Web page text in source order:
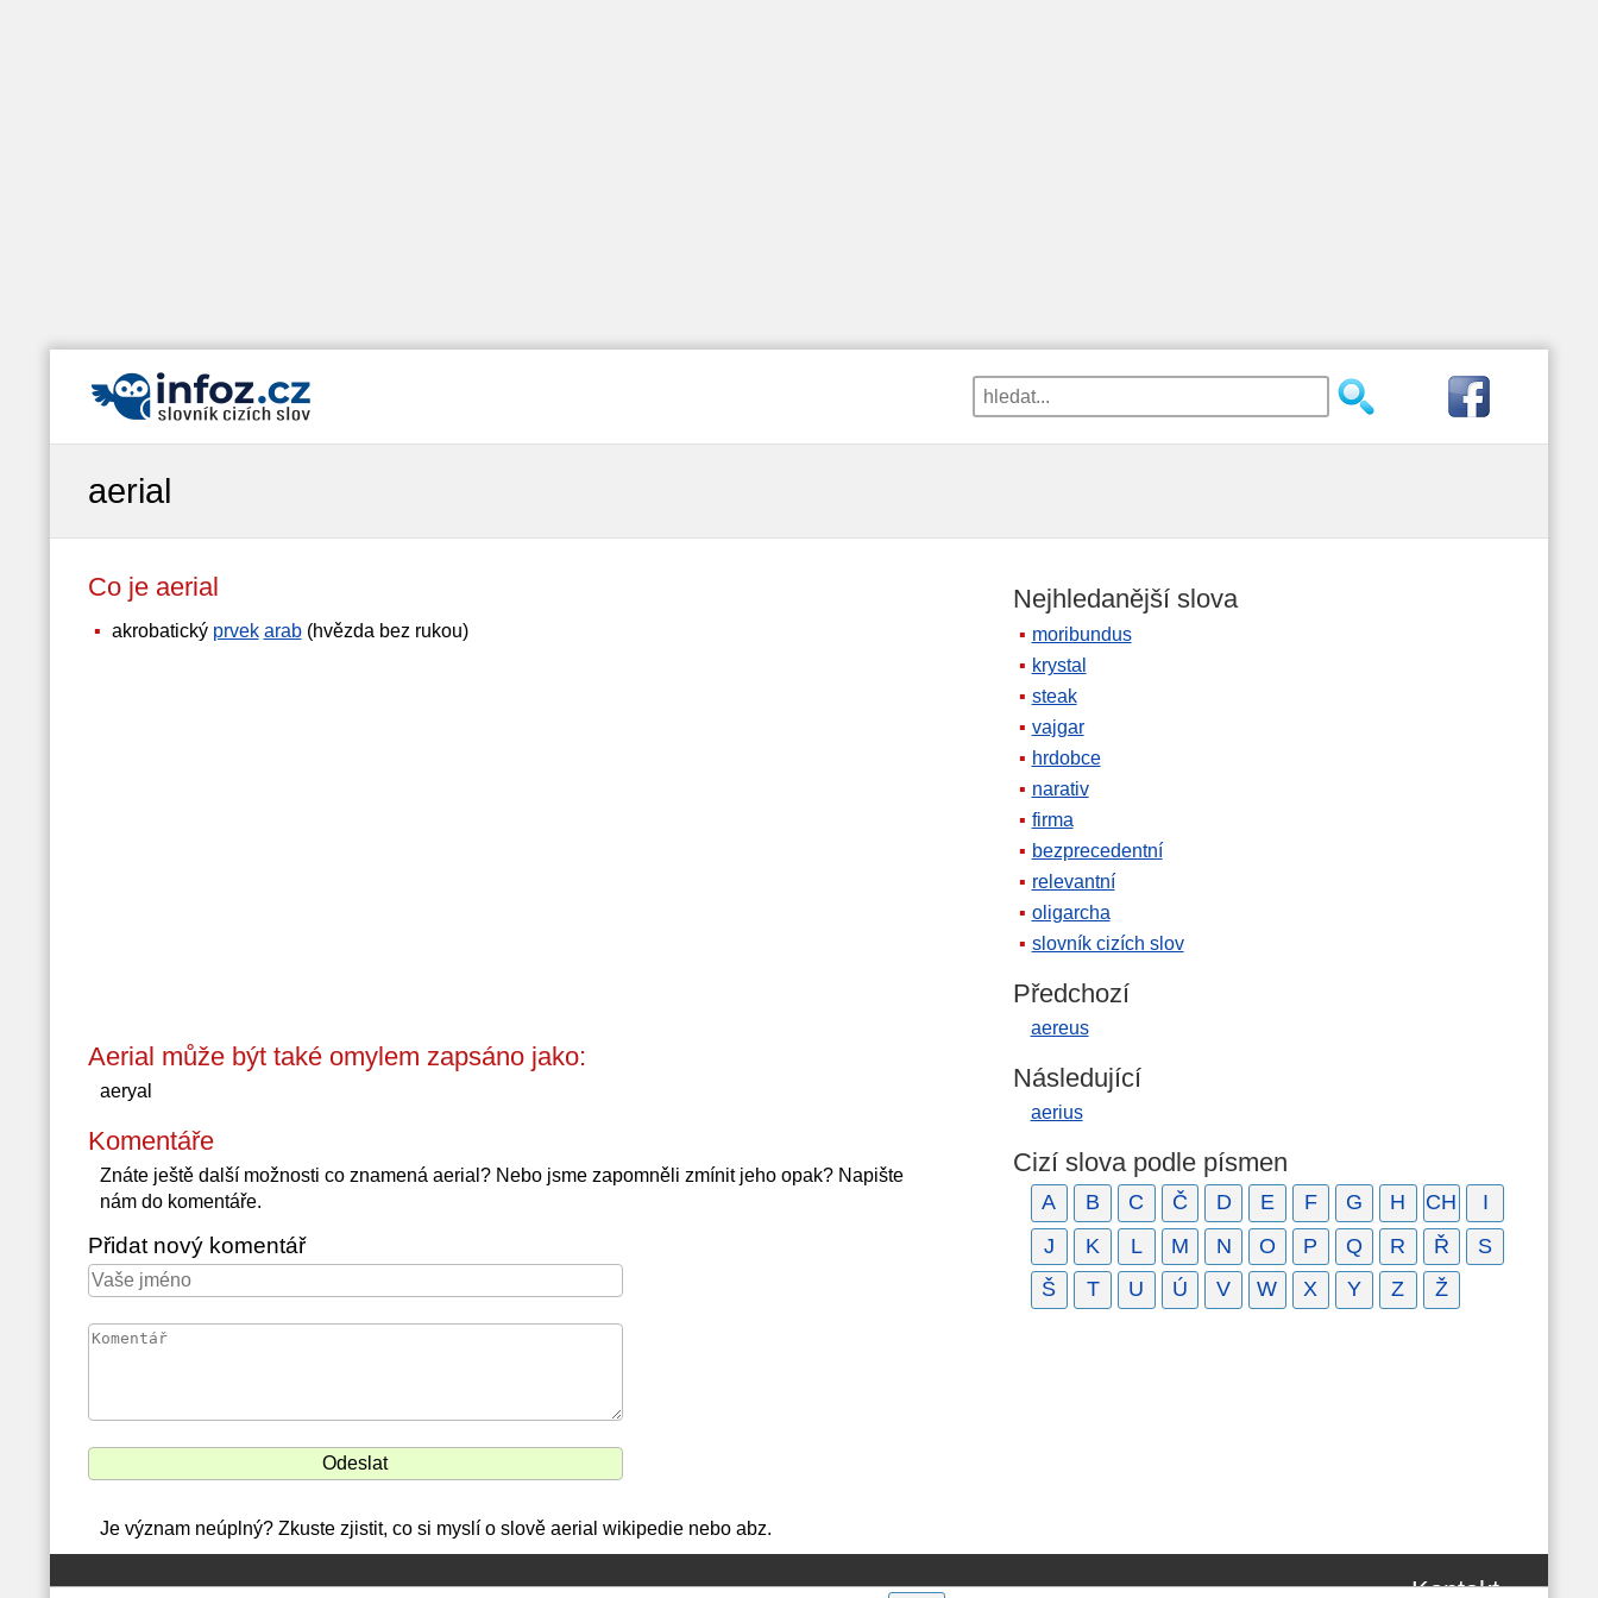
aerial
Co je aerial
akrobatický prvek arab(hvězda bez rukou)
Aerial může být také omylem zapsáno jako:
aeryal
Komentáře
Znáte ještě další možnosti co znamená aerial? Nebo jsme zapomněli zmínit jeho opak? Napište
nám do komentáře.
Přidat nový komentář
Je význam neúplný? Zkuste zjistit, co si myslí o slově aerial wikipedie nebo abz.
Nejhledanější slova
moribundus
krystal
steak
vajgar
hrdobce
narativ
firma
bezprecedentní
relevantní
oligarcha
slovník cizích slov
Předchozí
aereus
Následující
aerius
Cizí slova podle písmen
A B C Č D E F G H CH
I
J
K L M N O P Q R Ř
S
Š
T U Ú V W X Y Z Ž
Kontakt